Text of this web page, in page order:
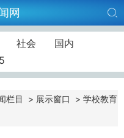
网
社会
国内
栏目 > 展示窗口 > 学校教育